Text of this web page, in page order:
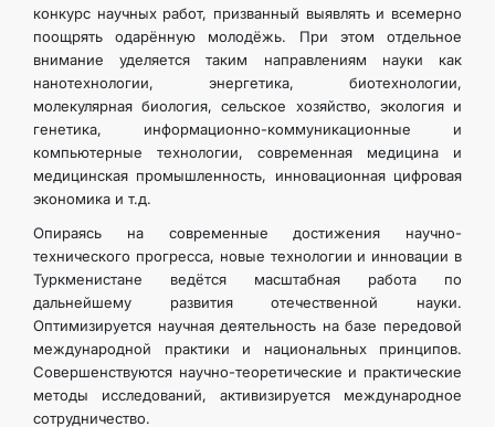
конкурс научных работ, призванный выявлять и всемерно
поощрять одарённую молодёжь. При этом отдельное
внимание уделяется таким направлениям науки как
нанотехнологии, энергетика, биотехнологии,
молекулярная биология, сельское хозяйство, экология и
генетика, информационно-коммуникационные и
компьютерные технологии, современная медицина и
медицинская промышленность, инновационная цифровая
экономика и т.д.
Опираясь на современные достижения научно-
технического прогресса, новые технологии и инновации в
Туркменистане ведётся масштабная работа по
дальнейшему развития отечественной науки.
Оптимизируется научная деятельность на базе передовой
международной практики и национальных принципов.
Совершенствуются научно-теоретические и практические
методы исследований, активизируется международное
сотрудничество.